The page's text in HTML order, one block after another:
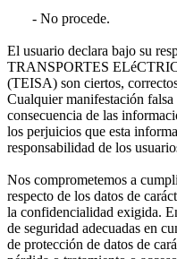
- No procede.
El usuario declara bajo su
TRANSPORTES
(TEISA) son ciertos,
Cualquier manifestación
consecuencia de las
los perjuicios que esta
responsabilidad de los
Nos comprometemos a
respecto de los datos de
la confidencialidad exigida.
de seguridad adecuadas en
de protección de datos de